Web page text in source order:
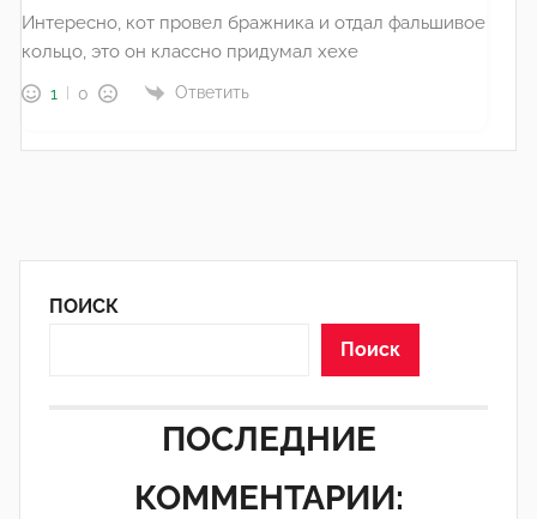
Интересно, кот провел бражника и отдал фальшивое
кольцо, это он классно придумал хехе
1 0 Ответить
ПОИСК
Поиск
ПОСЛЕДНИЕ
КОММЕНТАРИИ: